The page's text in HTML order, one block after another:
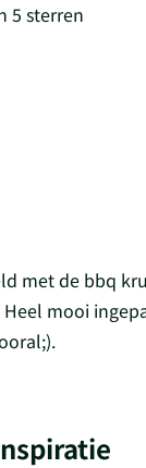
5 sterren
met de bbq
mooi